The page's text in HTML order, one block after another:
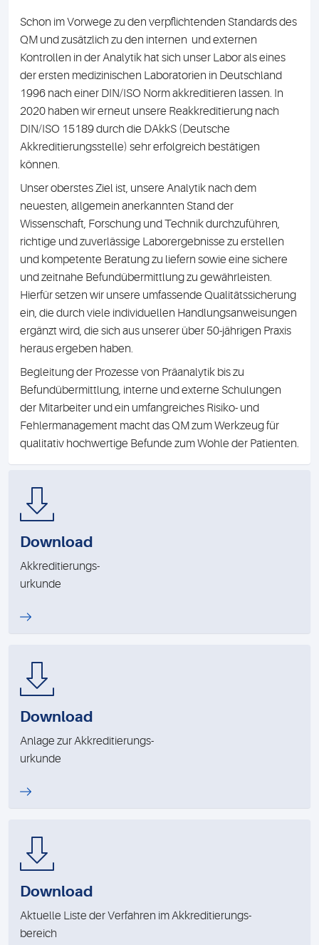
Schon im Vorwege zu den verpflichtenden Standards des
QM und zusätzlich zu den internen und externen
Kontrollen in der Analytik hat sich unser Labor als eines
der ersten medizinischen Laboratorien in Deutschland
1996 nach einer DIN/ISO Norm akkreditieren lassen. In
2020 haben wir erneut unsere Reakkreditierung nach
DIN/ISO 15189 durch die DAkkS (Deutsche
Akkreditierungsstelle) sehr erfolgreich bestätigen
können.
Unser oberstes Ziel ist, unsere Analytik nach dem
neuesten, allgemein anerkannten Stand der
Wissenschaft, Forschung und Technik durchzuführen,
richtige und zuverlässige Laborergebnisse zu erstellen
und kompetente Beratung zu liefern sowie eine sichere
und zeitnahe Befundübermittlung zu gewährleisten.
Hierfür setzen wir unsere umfassende Qualitätssicherung
ein, die durch viele individuellen Handlungsanweisungen
ergänzt wird, die sich aus unserer über 50-jährigen Praxis
heraus ergeben haben.
Begleitung der Prozesse von Präanalytik bis zu
Befundübermittlung, interne und externe Schulungen
der Mitarbeiter und ein umfangreiches Risiko- und
Fehlermanagement macht das QM zum Werkzeug für
qualitativ hochwertige Befunde zum Wohle der Patienten.
Download
Akkreditierungs-
urkunde
Download
Anlage zur Akkreditierungs-
urkunde
Download
Aktuelle Liste der Verfahren im Akkreditierungs-
bereich